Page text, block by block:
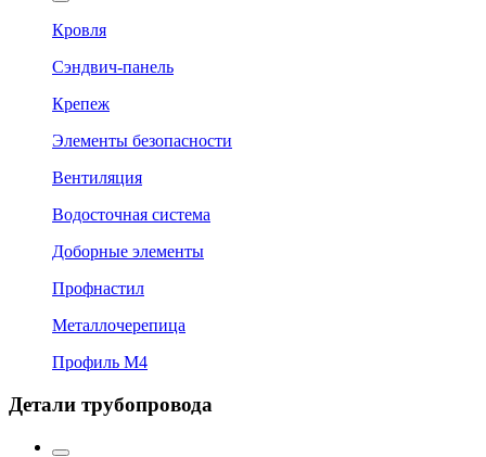
Кровля
Сэндвич-панель
Крепеж
Элементы безопасности
Вентиляция
Водосточная система
Доборные элементы
Профнастил
Металлочерепица
Профиль М4
Детали трубопровода